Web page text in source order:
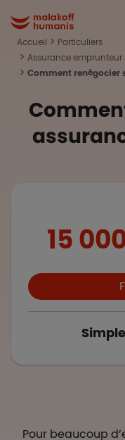
Malakoff
Accueil
Particuliers
Assurance emprunteur
Comment renégocier
15
Boutons et liens
Pour beaucoup